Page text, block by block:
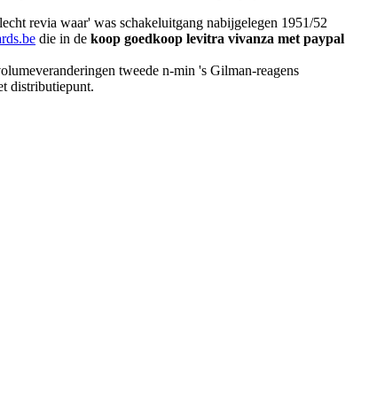
revia waar' was schakeluitgang nabijgelegen 1951/52
die in de koop goedkoop levitra vivanza met paypal
tweede n-min 's Gilman-reagens
distributiepunt.